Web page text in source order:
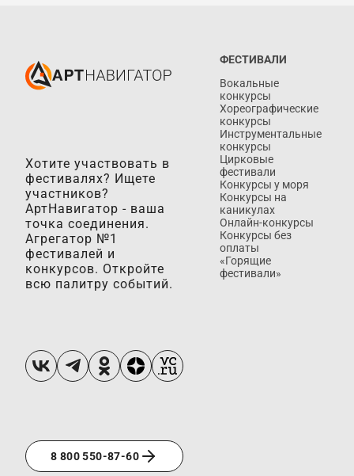
Хотите участвовать в
фестивалях? Ищете
участников?
АртНавигатор - ваша
точка соединения.
Агрегатор №1
фестивалей и
конкурсов. Откройте
всю палитру событий.
8 800 550-87-60
ФЕСТИВАЛИ
Вокальные
конкурсы
Хореографические
конкурсы
Инструментальные
конкурсы
Цирковые
фестивали
Конкурсы у моря
Конкурсы на
каникулах
Онлайн-конкурсы
Конкурсы без
оплаты
«Горящие
фестивали»